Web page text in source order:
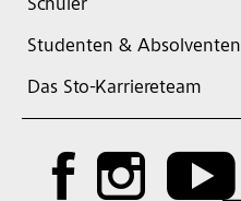
Schüler
Studenten & Absolventen
Das Sto-Karriereteam